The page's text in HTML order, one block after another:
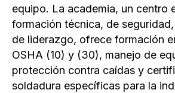
equipo. La academia, un centro
formación técnica, de
de liderazgo, ofrece formación
OSHA (10) y (30), manejo de
protección contra caídas y
soldadura específicas para la